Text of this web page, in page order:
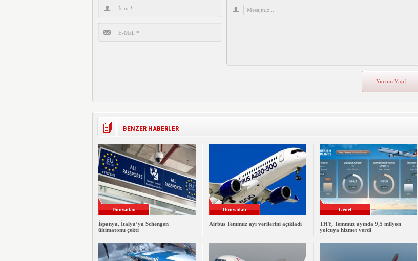
BENZER HABERLER
Dünyadan
İspanya, İtalya’ya Schengen
ültimatonu çekti
Dünyadan
Airbus Temmuz ayı verilerini açıkladı
Genel
THY, Temmuz ayında 9,5 milyon
yolcuya hizmet verdi